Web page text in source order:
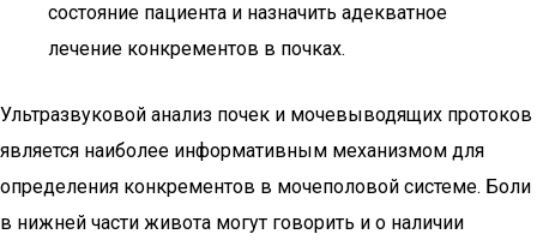
состояние пациента и назначить адекватное
лечение конкрементов в почках.
Ультразвуковой анализ почек и мочевыводящих протоков
является наиболее информативным механизмом для
определения конкрементов в мочеполовой системе. Боли
в нижней части живота могут говорить и о наличии